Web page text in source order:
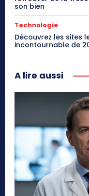
son bien
Technologie
Découvrez les sites
incontournable de
A lire aussi